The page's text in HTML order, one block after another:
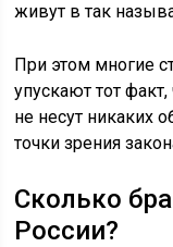
живут в так
При этом многие
упускают тот
не несут никаких
точки зрения
Сколько
России?